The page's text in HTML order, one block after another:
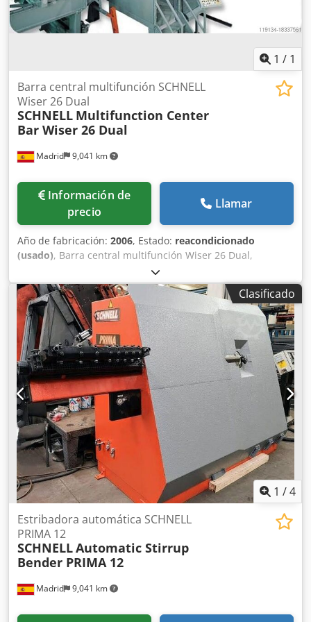
1 / 1
Madrid 9,041 km
Barra central multifunción SCHNELL
Wiser 26 Dual
SCHNELL Multifunction Center
Bar Wiser 26 Dual
Información de
precio
Llamar
Año de fabricación: 2006, Estado: reacondicionado
(usado), Barra central multifunción Wiser 26 Dual,
fabricada por SCHNELL Completamente renovada "como
nueva" 1 barra hasta: 8/22 mm 2 barras hasta: 8/20 mm 3
barras hasta: 8/12 mm Longitud de la barra: 12 m 1 barra
hasta: 8/22 mm 2 barras hasta: 8/20 mm Dkodsvtx E Hspfx
Abzjr 3 barras hasta: 8/12 mm Longitud de la barra: 12 m
Clasificado
1 /4
Madrid 9,041 km
Estribadora automática SCHNELL
PRIMA 12
SCHNELLAutomatic Stirrup
Bender PRIMA 12